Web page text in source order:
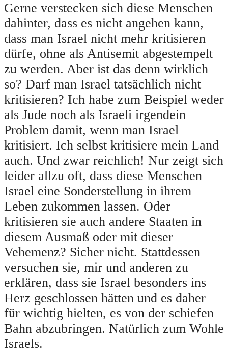
Gerne verstecken sich diese Menschen
dahinter, dass es nicht angehen kann,
dass man Israel nicht mehr kritisieren
dürfe, ohne als Antisemit abgestempelt
zu werden. Aber ist das denn wirklich
so? Darf man Israel tatsächlich nicht
kritisieren? Ich habe zum Beispiel weder
als Jude noch als Israeli irgendein
Problem damit, wenn man Israel
kritisiert. Ich selbst kritisiere mein Land
auch. Und zwar reichlich! Nur zeigt sich
leider allzu oft, dass diese Menschen
Israel eine Sonderstellung in ihrem
Leben zukommen lassen. Oder
kritisieren sie auch andere Staaten in
diesem Ausmaß oder mit dieser
Vehemenz? Sicher nicht. Stattdessen
versuchen sie, mir und anderen zu
erklären, dass sie Israel besonders ins
Herz geschlossen hätten und es daher
für wichtig hielten, es von der schiefen
Bahn abzubringen. Natürlich zum Wohle
Israels.